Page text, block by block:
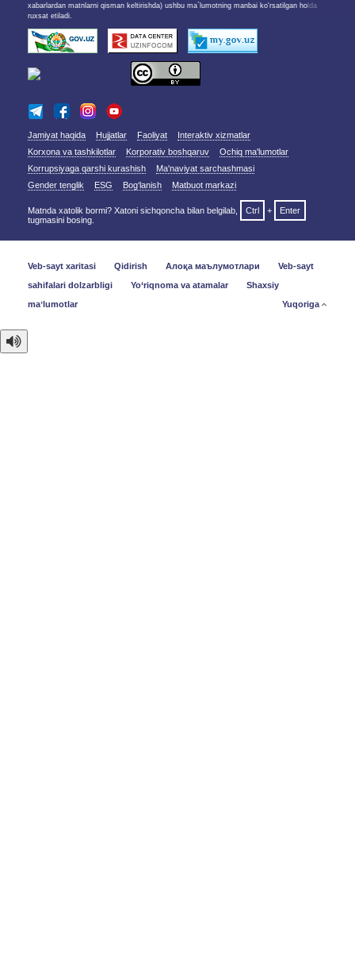
xabarlardan matnlarni qisman keltirishda) ushbu ma`lumotning manbai ko'rsatilgan holda
ruxsat etiladi.
Jamiyat haqida Hujjatlar Faoliyat
Interaktiv xizmatlar
Korxona va tashkilotlar
Korporativ boshqaruv
Ochiq ma'lumotlar
Korrupsiyaga qarshi kurashish
Ma'naviyat sarchashmasi
Gender tenglik
ESG Bog‘lanish Matbuot markazi
Matnda xatolik bormi? Xatoni sichqoncha bilan belgilab, Ctrl +
Enter
tugmasini bosing.
Veb-sayt xaritasi Qidirish Алоқа маълумотлари
Veb-sayt
sahifalari dolzarbligi
Yo‘riqnoma va atamalar
Shaxsiy
maʼlumotlar
Yuqoriga